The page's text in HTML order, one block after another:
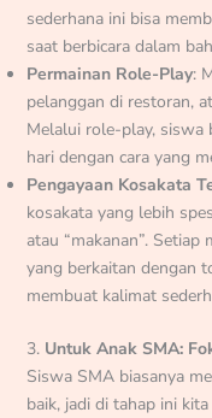
sederhana ini bisa
saat berbicara dalam
Permainan Role-Play:
pelanggan di restoran,
Melalui role-play, siswa
hari dengan cara yang
Pengayaan Kosakata
kosakata yang lebih
atau “makanan”.
yang berkaitan dengan
membuat kalimat
3. Untuk Anak SMA:
Siswa SMA biasanya
baik, jadi di tahap ini